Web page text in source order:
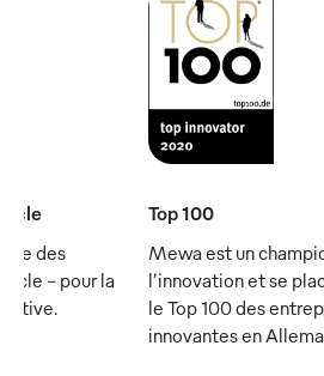
des
- pour la
Top 100
Mewa est un
l’innovation et se
le Top 100 des
innovantes en